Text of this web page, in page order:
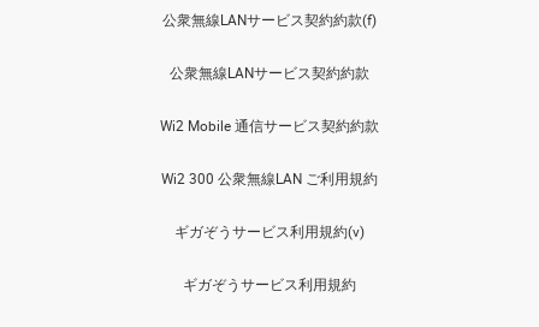
公衆無線LANサービス契約約款(f)
公衆無線LANサービス契約約款
Wi2 Mobile 通信サービス契約約款
Wi2 300 公衆無線LAN ご利用規約
ギガぞうサービス利用規約(v)
ギガぞうサービス利用規約